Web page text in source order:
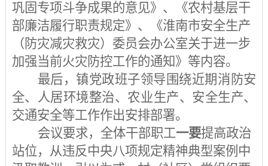
巩固专项斗争成果的意见》、《农村基层干
部廉洁履行职责规定》、《淮南市安全生产
（防灾减灾救灾）委员会办公室关于进一步
加强当前火灾防控工作的通知》等内容。
最后，镇党政班子领导围绕近期消防安
全、人居环境整治、农业生产、 安全生产、
交通安全等工作作出安排部署。
会议要求，全体干部职工一要提高政治
站位，从违反中央八项规定精神典型案例中